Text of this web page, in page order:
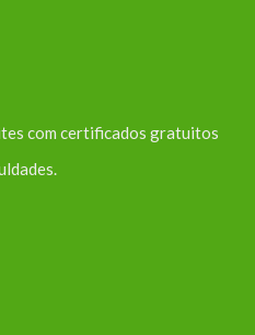
com certificados gratuitos